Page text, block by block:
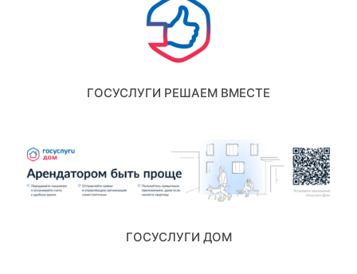
ГОСУСЛУГИ РЕШАЕМ ВМЕСТЕ
ГОСУСЛУГИ ДОМ